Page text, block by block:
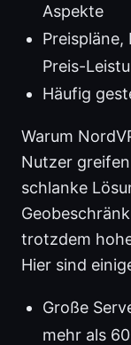
Aspekte
Preis-
Häufig
Warum
Nutzer
schlanke
trotzdem
Hier sind
Große
mehr als